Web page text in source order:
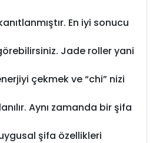
En iyi sonucu
Jade roller yani
çekmek ve “chi” nizi
Aynı zamanda bir şifa
şifa özellikleri